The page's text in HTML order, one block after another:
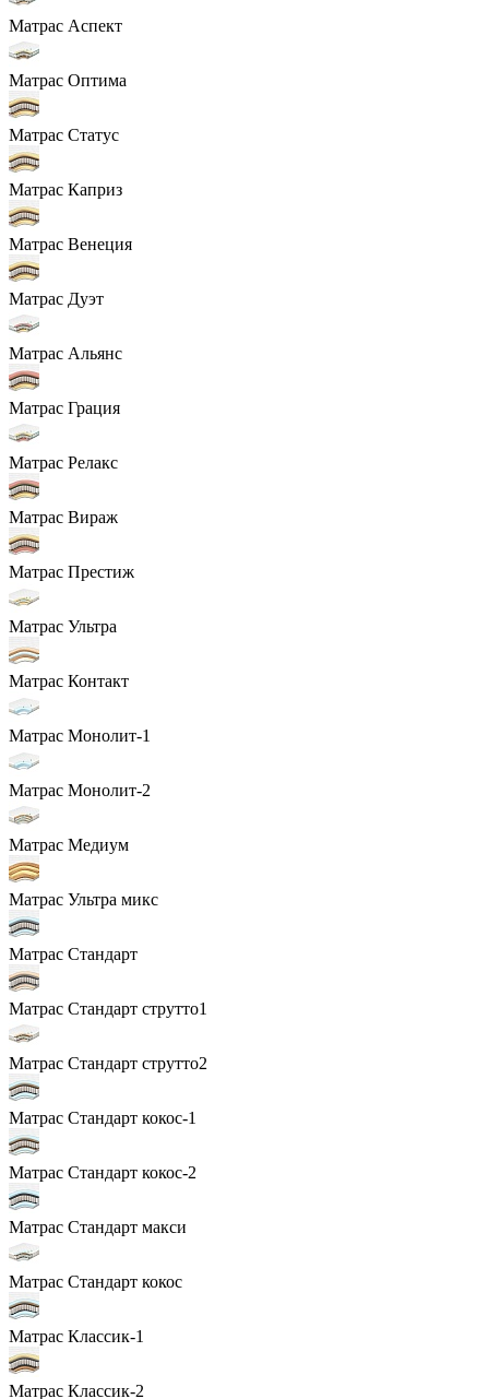
Матрас Аспект
Матрас Оптима
Матрас Статус
Матрас Каприз
Матрас Венеция
Матрас Дуэт
Матрас Альянс
Матрас Грация
Матрас Релакс
Матрас Вираж
Матрас Престиж
Матрас Ультра
Матрас Контакт
Матрас Монолит-1
Матрас Монолит-2
Матрас Медиум
Матрас Ультра микс
Матрас Стандарт
Матрас Стандарт струтто1
Матрас Стандарт струтто2
Матрас Стандарт кокос-1
Матрас Стандарт кокос-2
Матрас Стандарт макси
Матрас Стандарт кокос
Матрас Классик-1
Матрас Классик-2